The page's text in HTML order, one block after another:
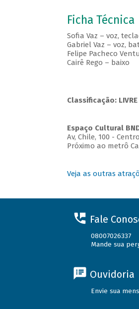
Ficha Técnica
Sofia Vaz – voz,
Gabriel Vaz – voz,
Felipe Pacheco
Cairê Rego – baixo
Classificação: LIVRE
Espaço Cultural
Av, Chile, 100 - Centro
Próximo ao metrô
Veja as outras
Fale
08007026337
Mande sua
Ouvidoria
Envie sua